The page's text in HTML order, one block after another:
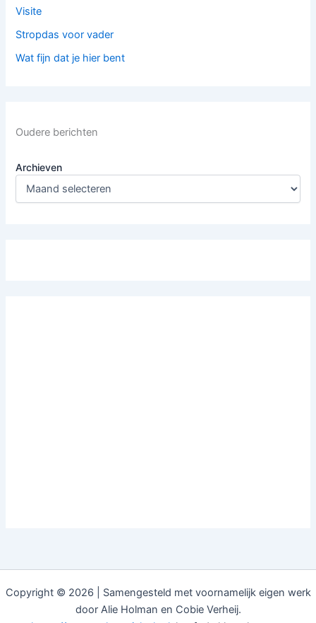
Visite
Stropdas voor vader
Wat fijn dat je hier bent
Oudere berichten
Archieven
Copyright © 2026 | Samengesteld met voornamelijk eigen werk
door Alie Holman en Cobie Verheij.